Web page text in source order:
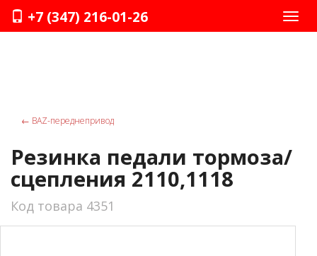
+7 (347) 216-01-26
← ВАZ-переднепривод
Резинка педали тормоза/
сцепления 2110,1118
Код товара 4351